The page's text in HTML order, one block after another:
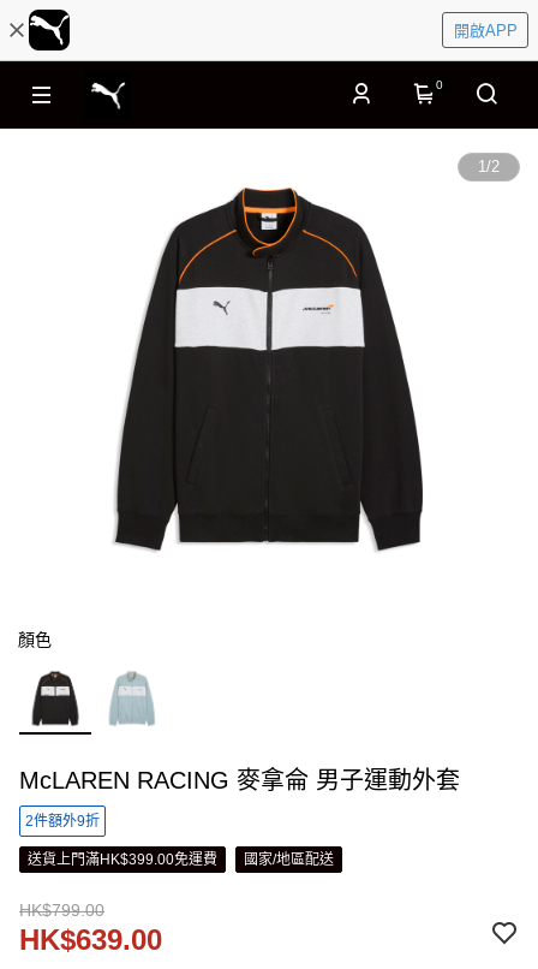
開啟APP
0
1/2
顏色
McLAREN RACING 麥拿侖 男子運動外套
2件額外9折
送貨上門滿HK$399.00免運費 國家/地區配送
HK$799.00
HK$639.00